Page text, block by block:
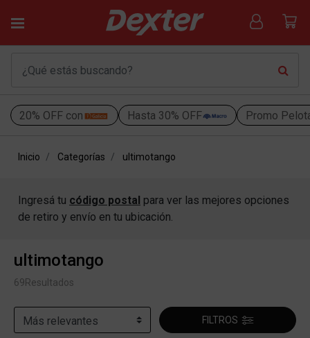
20% OFF con Hasta 30% OFF Promo
Inicio Categorías ultimotango
Ingresá tu código postal para ver las mejores opciones
de retiro y envío en tu ubicación.
ultimotango
69Resultados
FILTROS